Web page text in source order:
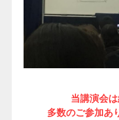
当講演会は
多数のご参加あ